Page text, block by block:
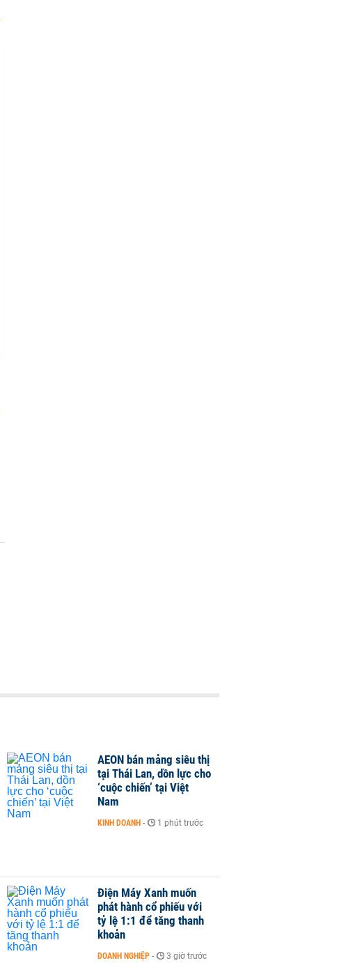
AEON bán mảng siêu thị
tại Thái Lan, dồn lực cho
‘cuộc chiến’ tại Việt
Nam
KINH DOANH - 1 phút trước
Điện Máy Xanh muốn
phát hành cổ phiếu với
tỷ lệ 1:1 để tăng thanh
khoản
DOANH NGHIỆP - 3 giờ trước